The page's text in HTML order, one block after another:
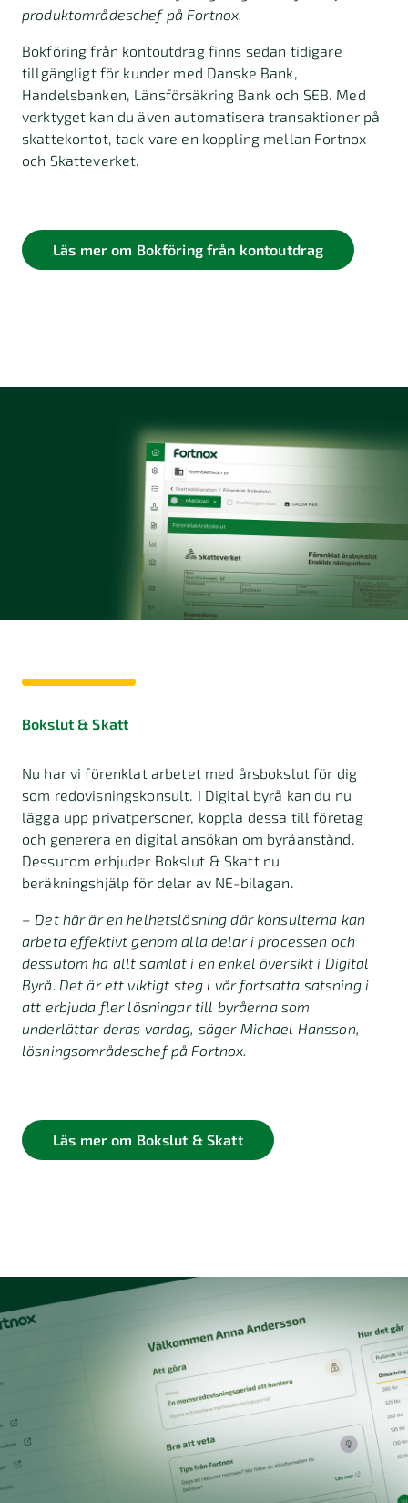
produktområdeschef på Fortnox.
Bokföring från kontoutdrag finns sedan tidigare
tillgängligt för kunder med Danske Bank,
Handelsbanken, Länsförsäkring Bank och SEB. Med
verktyget kan du även automatisera transaktioner på
skattekontot, tack vare en koppling mellan Fortnox
och Skatteverket.
Läs mer om Bokföring från kontoutdrag
Bokslut & Skatt
Nu har vi förenklat arbetet med årsbokslut för dig
som redovisningskonsult. I Digital byrå kan du nu
lägga upp privatpersoner, koppla dessa till företag
och generera en digital ansökan om byråanstånd.
Dessutom erbjuder Bokslut & Skatt nu
beräkningshjälp för delar av NE-bilagan.
– Det här är en helhetslösning där konsulterna kan
arbeta effektivt genom alla delar i processen och
dessutom ha allt samlat i en enkel översikt i Digital
Byrå. Det är ett viktigt steg i vår fortsatta satsning i
att erbjuda fler lösningar till byråerna som
underlättar deras vardag, säger Michael Hansson,
lösningsområdeschef på Fortnox.
Läs mer om Bokslut & Skatt